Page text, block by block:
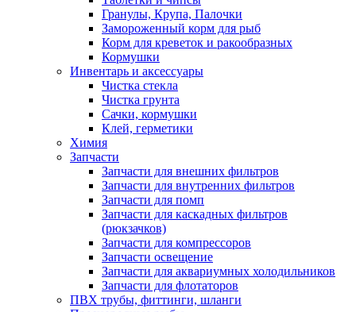
Гранулы, Крупа, Палочки
Замороженный корм для рыб
Корм для креветок и ракообразных
Кормушки
Инвентарь и аксессуары
Чистка стекла
Чистка грунта
Сачки, кормушки
Клей, герметики
Химия
Запчасти
Запчасти для внешних фильтров
Запчасти для внутренних фильтров
Запчасти для помп
Запчасти для каскадных фильтров
(рюкзачков)
Запчасти для компрессоров
Запчасти освещение
Запчасти для аквариумных холодильников
Запчасти для флотаторов
ПВХ трубы, фиттинги, шланги